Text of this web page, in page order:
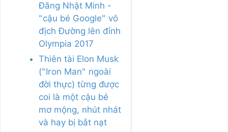
Đăng Nhật Minh -
"cậu bé Google" vô
địch Đường lên đỉnh
Olympia 2017
Thiên tài Elon Musk
("Iron Man" ngoài
đời thực) từng được
coi là một cậu bé
mơ mộng, nhút nhát
và hay bị bắt nạt